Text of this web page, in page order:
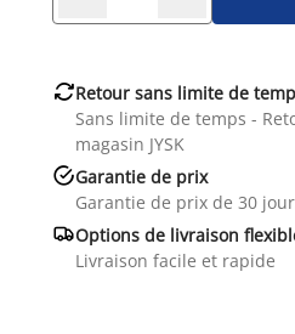
Retour sans limite de
Sans limite de temps -
magasin JYSK
Garantie de prix
Garantie de prix de 30
Options de livraison
Livraison facile et rapide